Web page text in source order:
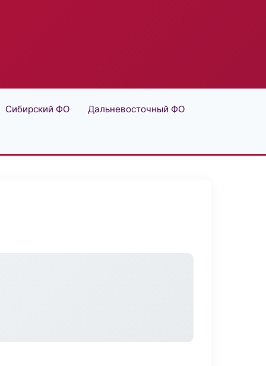
Сибирский ФО Дальневосточный ФО